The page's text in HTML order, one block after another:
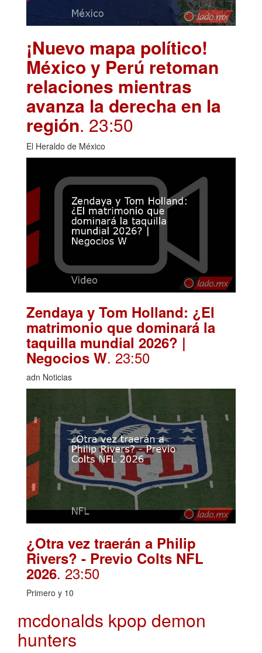
¡Nuevo mapa político!
México y Perú retoman
relaciones mientras
avanza la derecha en la
región. 23:50
El Heraldo de México
Zendaya y Tom Holland: ¿El
matrimonio que dominará la
taquilla mundial 2026? |
Negocios W. 23:50
adn Noticias
¿Otra vez traerán a Philip
Rivers? - Previo Colts NFL
2026. 23:50
Primero y 10
mcdonalds kpop demon
hunters